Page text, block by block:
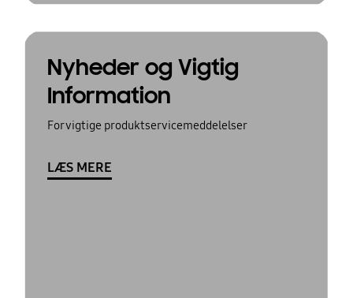
Nyheder og Vigtig
Information
For vigtige produktservicemeddelelser
LÆS MERE